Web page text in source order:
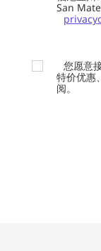
San
您愿意
特价优惠
阅。